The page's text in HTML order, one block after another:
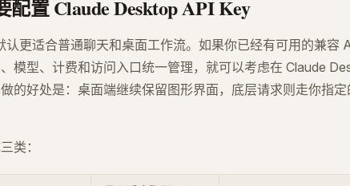
配置 Claude Desktop API Key
认更适合普通聊天和桌面工作流。如果你已经有可用的兼容
模型、计费和访问入口统一管理，就可以考虑在 Claude
的好处是：桌面端继续保留图形界面，底层请求则走你指
类：